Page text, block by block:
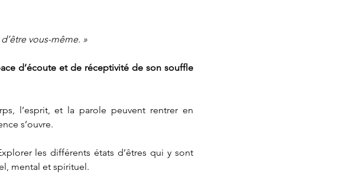
vous-même. »
d’écoute et de réceptivité de son souffle
l’esprit, et la parole peuvent rentrer en
s’ouvre.
les différents états d’êtres qui y sont
mental et spirituel.